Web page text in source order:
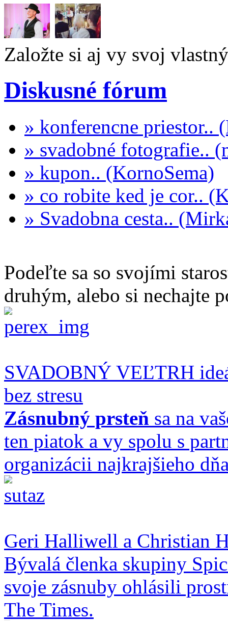
Založte si aj vy svoj
Diskusné fórum
» konferencne priestor..
» svadobné fotografie..
» kupon.. (KornoSema)
» co robite ked je cor..
» Svadobna cesta..
Podeľte sa so svojími
druhým, alebo si nechajte
SVADOBNÝ VEĽTRH
bez stresu
Zásnubný prsteň sa na
ten piatok a vy spolu s
organizácii najkrajšieho
Geri Halliwell a Christian
Bývalá členka skupiny
svoje zásnuby ohlásili
The Times.